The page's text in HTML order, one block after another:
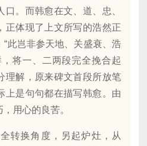
。而韩愈在文、道、忠、
正体现了上文所写的浩然正
此岂非参天地、关盛衰、浩
将一、二两段完全挽合起
理解，原来碑文首段所放笔
上是句句都在描写韩愈。由
用心的良苦。
换角度，另起炉灶，从